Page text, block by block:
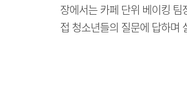
장에서는 카페 단위 베이킹
접 청소년들의 질문에 답하며